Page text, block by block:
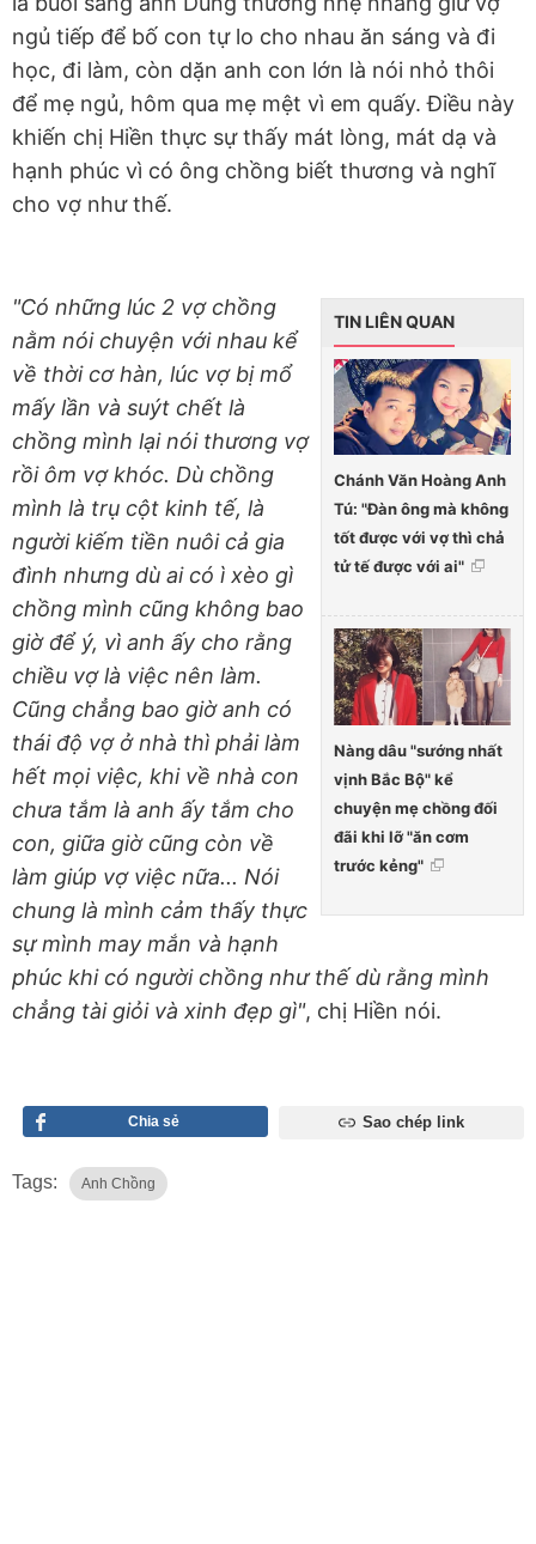
ngủ tiếp để bố con tự lo cho nhau ăn sáng và đi
học, đi làm, còn dặn anh con lớn là nói nhỏ thôi
để mẹ ngủ, hôm qua mẹ mệt vì em quấy. Điều này
khiến chị Hiền thực sự thấy mát lòng, mát dạ và
hạnh phúc vì có ông chồng biết thương và nghĩ
cho vợ như thế.
TIN LIÊN QUAN
Chánh Văn Hoàng Anh
Tú: "Đàn ông mà không
tốt được với vợ thì chả
tử tế được với ai"
Nàng dâu "sướng nhất
vịnh Bắc Bộ" kể
chuyện mẹ chồng đối
đãi khi lỡ "ăn cơm
trước kẻng"
"Có những lúc 2 vợ chồng
nằm nói chuyện với nhau kể
về thời cơ hàn, lúc vợ bị mổ
mấy lần và suýt chết là
chồng mình lại nói thương vợ
rồi ôm vợ khóc. Dù chồng
mình là trụ cột kinh tế, là
người kiếm tiền nuôi cả gia
đình nhưng dù ai có ì xèo gì
chồng mình cũng không bao
giờ để ý, vì anh ấy cho rằng
chiều vợ là việc nên làm.
Cũng chẳng bao giờ anh có
thái độ vợ ở nhà thì phải làm
hết mọi việc, khi về nhà con
chưa tắm là anh ấy tắm cho
con, giữa giờ cũng còn về
làm giúp vợ việc nữa... Nói
chung là mình cảm thấy thực
sự mình may mắn và hạnh
phúc khi có người chồng như thế dù rằng mình
chẳng tài giỏi và xinh đẹp gì", chị Hiền nói.
Chia sẻ Sao chép link
Tags: Anh Chồng